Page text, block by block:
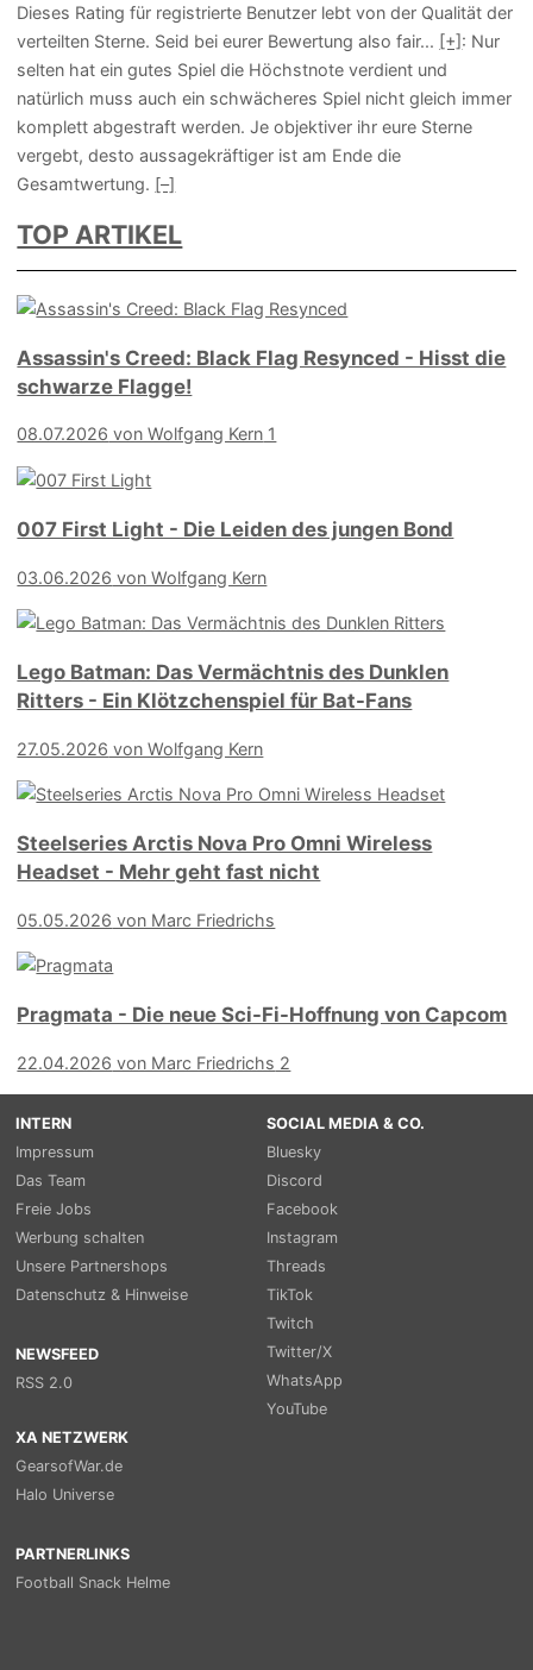
Dieses Rating für registrierte Benutzer lebt von der Qualität der
verteilten Sterne. Seid bei eurer Bewertung also fair... [+] : Nur
selten hat ein gutes Spiel die Höchstnote verdient und
natürlich muss auch ein schwächeres Spiel nicht gleich immer
komplett abgestraft werden. Je objektiver ihr eure Sterne
vergebt, desto aussagekräftiger ist am Ende die
Gesamtwertung. [–]
TOP ARTIKEL
Assassin's Creed: Black Flag Resynced - Hisst die
schwarze Flagge!
08.07.2026 von Wolfgang Kern 1
007 First Light - Die Leiden des jungen Bond
03.06.2026 von Wolfgang Kern
Lego Batman: Das Vermächtnis des Dunklen
Ritters - Ein Klötzchenspiel für Bat-Fans
27.05.2026 von Wolfgang Kern
Steelseries Arctis Nova Pro Omni Wireless
Headset - Mehr geht fast nicht
05.05.2026 von Marc Friedrichs
Pragmata - Die neue Sci-Fi-Hoffnung von Capcom
22.04.2026 von Marc Friedrichs 2
INTERN
Impressum
Das Team
Freie Jobs
Werbung schalten
Unsere Partnershops
Datenschutz & Hinweise
NEWSFEED
RSS 2.0
SOCIAL MEDIA & CO.
Bluesky
Discord
Facebook
Instagram
Threads
TikTok
Twitch
Twitter/X
WhatsApp
YouTube
XA NETZWERK
GearsofWar.de
Halo Universe
PARTNERLINKS
Football Snack Helme